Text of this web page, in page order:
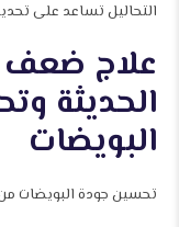
التحاليل تساعد على
علاج ضعف
الحديثة
البويضات
تحسين جودة البويضات